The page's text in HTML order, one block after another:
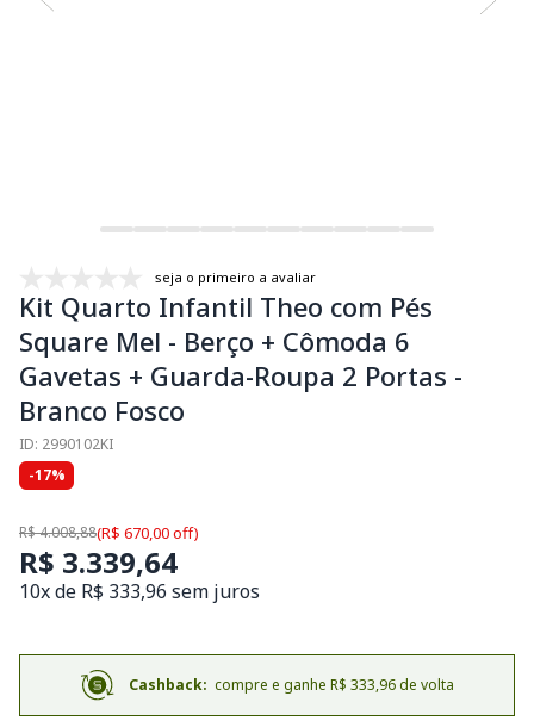
seja o primeiro a avaliar
Kit Quarto Infantil Theo com Pés
Square Mel - Berço + Cômoda 6
Gavetas + Guarda-Roupa 2 Portas -
Branco Fosco
ID: 2990102KI
-17%
R$ 4.008,88(R$ 670,00 off)
R$ 3.339,64
10x de R$ 333,96 sem juros
Cashback: compre e ganhe R$ 333,96 de volta